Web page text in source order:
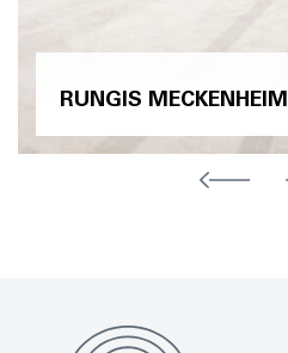
RUNGIS MECKENHEIM